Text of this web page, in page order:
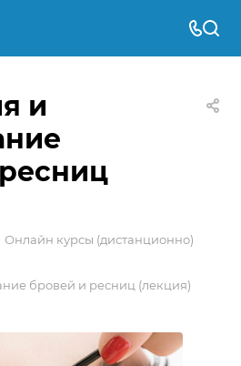
и
Онлайн курсы (дистанционно)
бровей и ресниц (лекция)